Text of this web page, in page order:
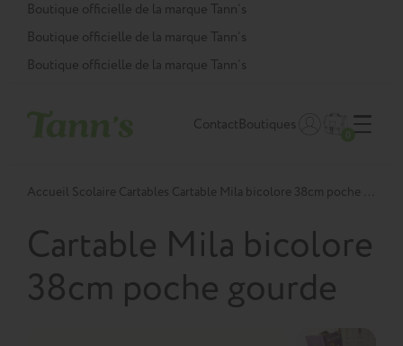
Panneau de gestion des cookies
Boutique officielle de la marque Tann’s
Boutique officielle de la marque Tann’s
Boutique officielle de la marque Tann’s
ContactBoutiques
Accueil Scolaire Cartables Cartable Mila bicolore 38cm poche gourde
Cartable Mila bicolore
38cm poche gourde